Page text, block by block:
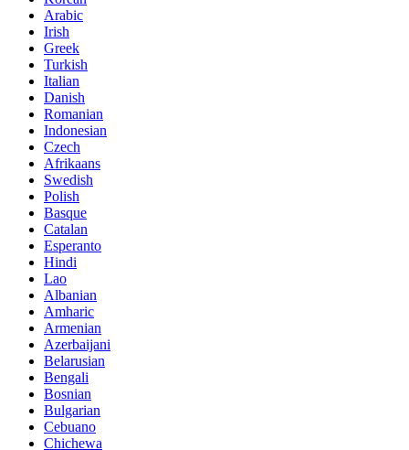
Arabic
Irish
Greek
Turkish
Italian
Danish
Romanian
Indonesian
Czech
Afrikaans
Swedish
Polish
Basque
Catalan
Esperanto
Hindi
Lao
Albanian
Amharic
Armenian
Azerbaijani
Belarusian
Bengali
Bosnian
Bulgarian
Cebuano
Chichewa